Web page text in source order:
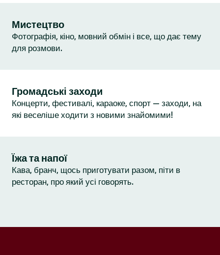
Мистецтво
Фотографія, кіно, мовний обмін і все, що дає тему
для розмови.
Громадські заходи
Концерти, фестивалі, караоке, спорт — заходи, на
які веселіше ходити з новими знайомими!
Їжа та напої
Кава, бранч, щось приготувати разом, піти в
ресторан, про який усі говорять.